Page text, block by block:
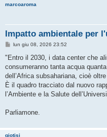
marcoaroma
Impatto ambientale per
M
s
a
g
i
o
lun giu 08, 2026 23:52
"Entro il 2030, i data center che
consumeranno tanta acqua
dell’Africa subsahariana, cioè
È il quadro tracciato dal nuovo
l’Ambiente e la Salute
Parliamone.
giotisi